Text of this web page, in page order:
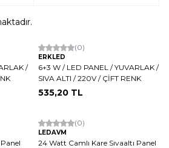
/
(0)
ERKLED
6+3 W / LED PANEL / YUVARLAK /
SIVA ALTI / 220V / ÇİFT RENK
535,20 TL
(0)
LEDAVM
24 Watt Camlı Kare Sıvaaltı Panel